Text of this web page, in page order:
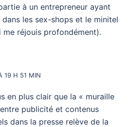
à un entrepreneur ayant
les sex-shops et le minitel
me réjouis profondément).
19 H 51 MIN
en plus clair que la « muraille
publicité et contenus
dans la presse relève de la